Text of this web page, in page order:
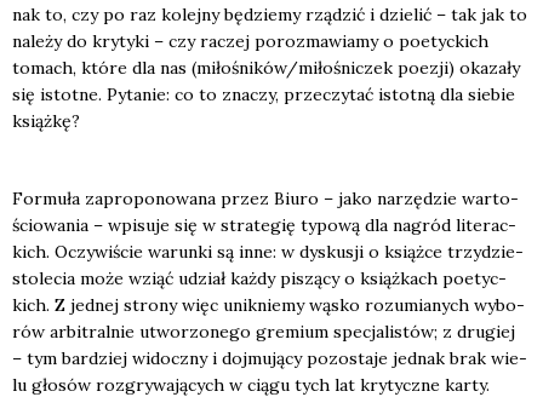
nak to, czy po raz kolej­ny będzie­my rzą­dzić i dzie­lić – tak jak to
nale­ży do kry­ty­ki – czy raczej poroz­ma­wia­my o poetyc­kich
tomach, któ­re dla nas (miłośników/miłośniczek poezji) oka­za­ły
się istot­ne. Pyta­nie: co to zna­czy, prze­czy­tać istot­ną dla sie­bie
książ­kę?
For­mu­ła zapro­po­no­wa­na przez Biu­ro – jako narzę­dzie war­to­
ścio­wa­nia – wpi­su­je się w stra­te­gię typo­wą dla nagród lite­rac­
kich. Oczy­wi­ście warun­ki są inne: w dys­ku­sji o książ­ce trzy­dzie­
sto­le­cia może wziąć udział każ­dy piszą­cy o książ­kach poetyc­
kich. Z jed­nej stro­ny więc unik­nie­my wąsko rozu­mia­nych wybo­
rów arbi­tral­nie utwo­rzo­ne­go gre­mium spe­cja­li­stów; z dru­giej
– tym bar­dziej widocz­ny i doj­mu­ją­cy pozo­sta­je jed­nak brak wie­
lu gło­sów roz­gry­wa­ją­cych w cią­gu tych lat kry­tycz­ne kar­ty.